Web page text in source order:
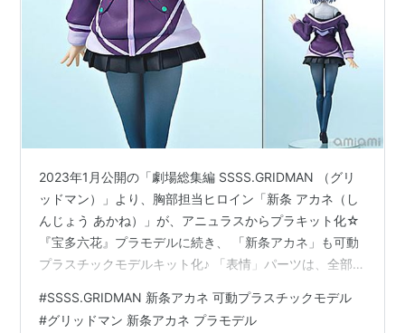
2023年1月公開の「劇場総集編 SSSS.GRIDMAN （グリ
ッドマン）」より、胸部担当ヒロイン「新条 アカネ（し
んじょう あかね）」が、アニュラスからプラキット化☆
『宝多六花』プラモデルに続き、 「新条アカネ」も可動
プラスチックモデルキット化♪ 「表情」パーツは、全部で
用「生足」パーツが付属☆ その他「メガネ」や、最終回
の「パスケース」、「六花」との「手繋ぎ」パーツ等が
#SSSS.GRIDMAN 新条アカネ 可動プラスチックモデル
#グリッドマン 新条アカネ プラモデル